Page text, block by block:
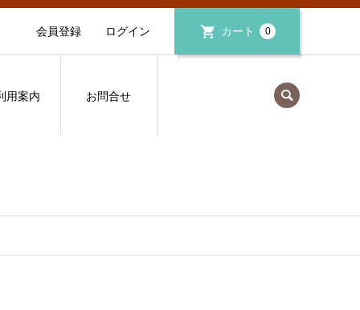
会員登録 ログイン カート 0
用案内 お問合せ